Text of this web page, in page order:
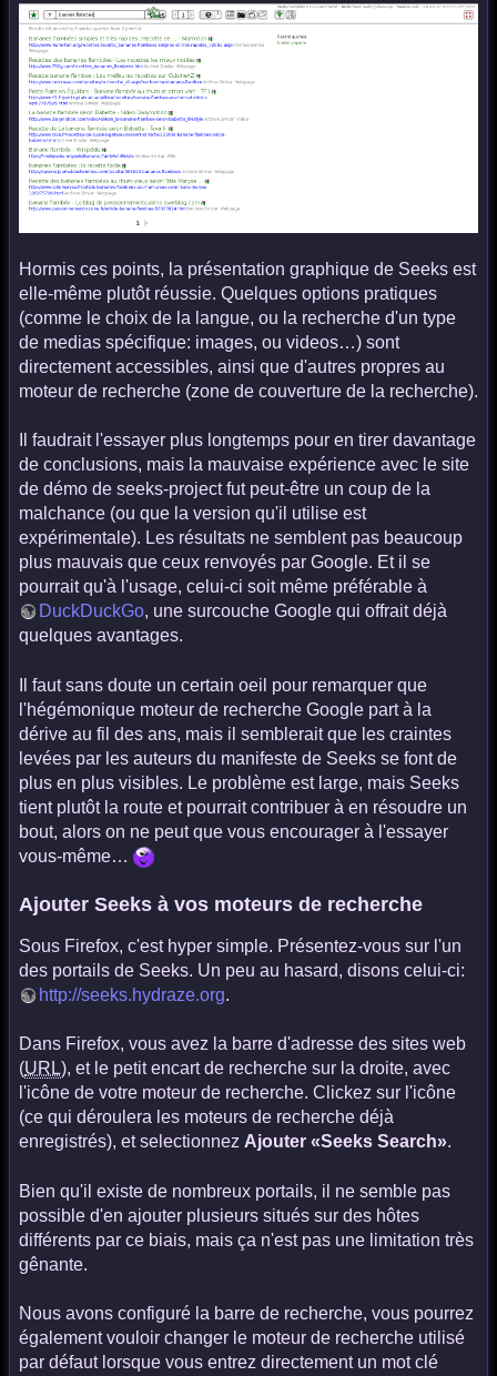
Hormis ces points, la présentation graphique de Seeks est
elle-même plutôt réussie. Quelques options pratiques
(comme le choix de la langue, ou la recherche d'un type
de medias spécifique: images, ou videos…) sont
directement accessibles, ainsi que d'autres propres au
moteur de recherche (zone de couverture de la recherche).
Il faudrait l'essayer plus longtemps pour en tirer davantage
de conclusions, mais la mauvaise expérience avec le site
de démo de seeks-project fut peut-être un coup de la
malchance (ou que la version qu'il utilise est
expérimentale). Les résultats ne semblent pas beaucoup
plus mauvais que ceux renvoyés par Google. Et il se
pourrait qu'à l'usage, celui-ci soit même préférable à
DuckDuckGo, une surcouche Google qui offrait déjà
quelques avantages.
Il faut sans doute un certain oeil pour remarquer que
l'hégémonique moteur de recherche Google part à la
dérive au fil des ans, mais il semblerait que les craintes
levées par les auteurs du manifeste de Seeks se font de
plus en plus visibles. Le problème est large, mais Seeks
tient plutôt la route et pourrait contribuer à en résoudre un
bout, alors on ne peut que vous encourager à l'essayer
vous-même…
Ajouter Seeks à vos moteurs de recherche
Sous Firefox, c'est hyper simple. Présentez-vous sur l'un
des portails de Seeks. Un peu au hasard, disons celui-ci:
http://seeks.hydraze.org.
Dans Firefox, vous avez la barre d'adresse des sites web
(URL), et le petit encart de recherche sur la droite, avec
l'icône de votre moteur de recherche. Clickez sur l'icône
(ce qui déroulera les moteurs de recherche déjà
enregistrés), et selectionnez Ajouter «Seeks Search».
Bien qu'il existe de nombreux portails, il ne semble pas
possible d'en ajouter plusieurs situés sur des hôtes
différents par ce biais, mais ça n'est pas une limitation très
gênante.
Nous avons configuré la barre de recherche, vous pourrez
également vouloir changer le moteur de recherche utilisé
par défaut lorsque vous entrez directement un mot clé